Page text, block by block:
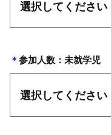
＊ 参加人数：未就学児